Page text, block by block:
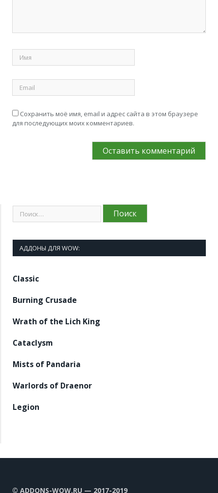
Сохранить моё имя, email и адрес сайта в этом браузере
для последующих моих комментариев.
АДДОНЫ ДЛЯ WOW:
Classic
Burning Crusade
Wrath of the Lich King
Cataclysm
Mists of Pandaria
Warlords of Draenor
Legion
© ADDONS-WOW.RU — 2017-2019